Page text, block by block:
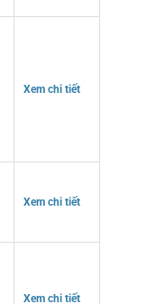
Xem chi tiết
Xem chi tiết
Xem chi tiết